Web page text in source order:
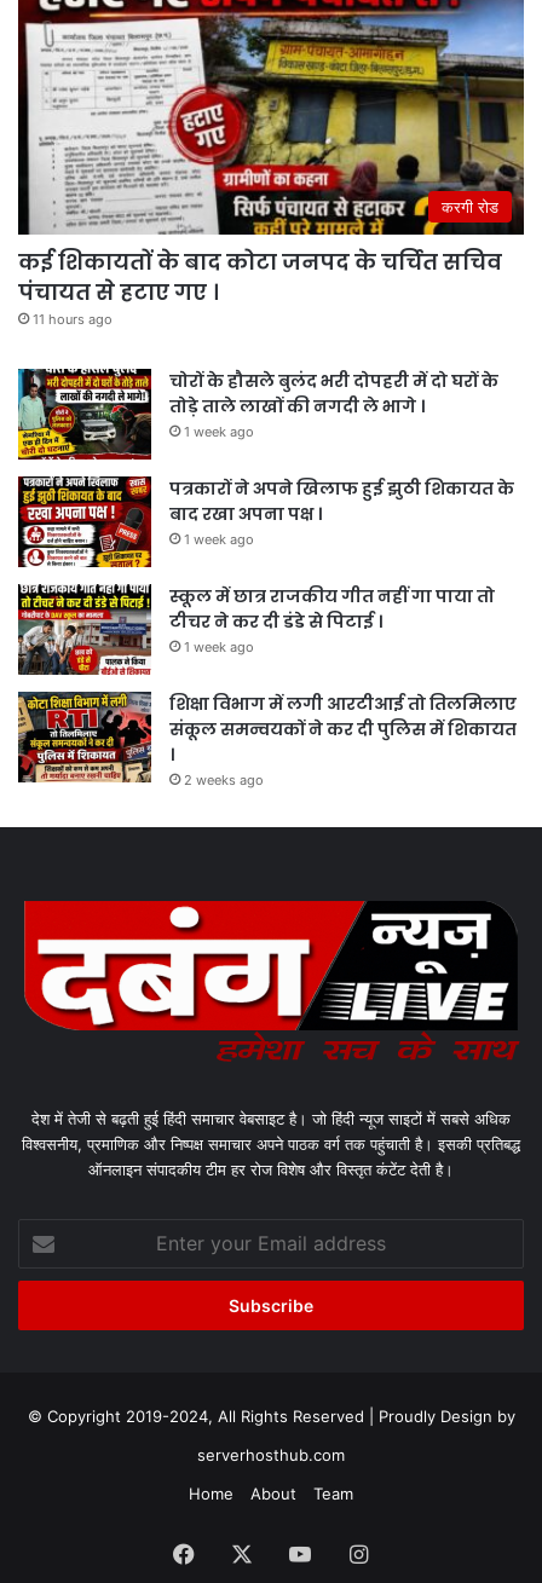
करगी रोड
कई शिकायतों के बाद कोटा जनपद के चर्चित सचिव
पंचायत से हटाए गए ।
11 hours ago
चोरों के हौसले बुलंद भरी दोपहरी में दो घरों के
तोड़े ताले लाखों की नगदी ले भागे ।
1 week ago
पत्रकारों ने अपने खिलाफ हुई झुठी शिकायत के
बाद रखा अपना पक्ष ।
1 week ago
स्कूल में छात्र राजकीय गीत नहीं गा पाया तो
टीचर ने कर दी डंडे से पिटाई ।
1 week ago
शिक्षा विभाग में लगी आरटीआई तो तिलमिलाए
संकूल समन्वयकों ने कर दी पुलिस में शिकायत
।
2 weeks ago
देश में तेजी से बढ़ती हुई हिंदी समाचार वेबसाइट है। जो हिंदी न्यूज साइटों में सबसे अधिक
विश्वसनीय, प्रमाणिक और निष्पक्ष समाचार अपने पाठक वर्ग तक पहुंचाती है। इसकी प्रतिबद्ध
ऑनलाइन संपादकीय टीम हर रोज विशेष और विस्तृत कंटेंट देती है।
your
Email
© Copyright 2019-2024, All Rights Reserved | Proudly Design by
serverhosthub.com
Home
About Team
Facebook YouTubeInstagram